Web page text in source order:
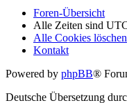
Foren-Übersicht
Alle Zeiten sind
Alle Cookies löschen
Kontakt
Powered by phpBB®
Deutsche Übersetzung